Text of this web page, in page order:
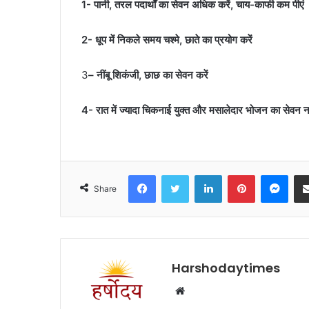
1- पानी, तरल पदार्थों का सेवन अधिक करें, चाय-काफी कम पीएं
2- धूप में निकले समय चश्मे, छाते का प्रयोग करें
3– नींबू शिकंजी, छाछ का सेवन करें
4- रात में ज्यादा चिकनाई युक्त और मसालेदार भोजन का सेवन
Share
FacebookTwitter LinkedInPinterest
Harshodaytimes
Website